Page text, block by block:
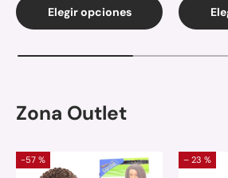
Elegir opciones
Zona Outlet
-57 % – 23 %